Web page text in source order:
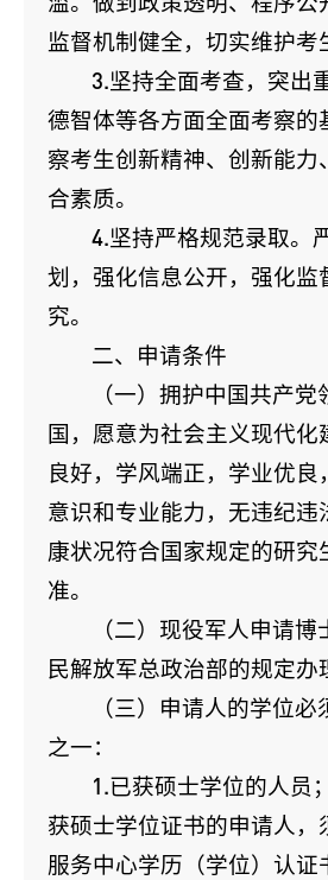
监督机制健全，切实维护考
3.坚持全面考查，突出
德智体等各方面全面考察的
察考生创新精神、创新能力
合素质。
4.坚持严格规范录取。
划，强化信息公开，强化监
究。
二、申请条件
（一）拥护中国共产
国，愿意为社会主义现代化
良好，学风端正，学业优良
意识和专业能力，无违纪违
康状况符合国家规定的研究
准。
（二）现役军人申请
民解放军总政治部的规定办
（三）申请人的学位
之一：
1.已获硕士学位的人员
获硕士学位证书的申请人，
服务中心学历（学位）认证